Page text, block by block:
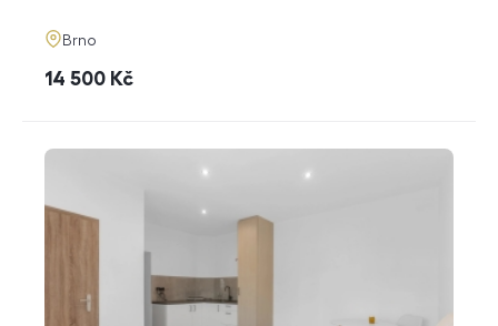
adresa
Brno
cena
14 500 Kč